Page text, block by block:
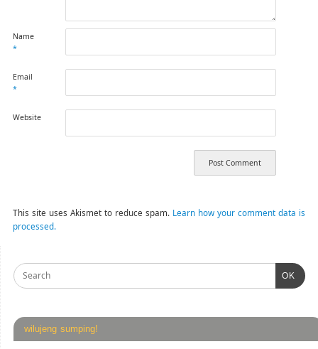
Name
*
Email
*
Website
This site uses Akismet to reduce spam. Learn how your comment data is
processed.
OK
wilujeng sumping!